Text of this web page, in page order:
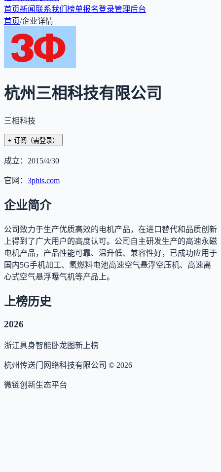
首页新闻联系我们 榜单报名登录管理后台
首页/企业详情
杭州三相科技有限公司
三相科技
+ 订阅 （需登录）
成立： 2015/4/30
官网： 3phis.com
企业简介
公司致力于生产优质高效的电机产品，在进口替代和品质创新
上得到了广大用户的高度认可。公司自主研发生产的高速永磁
电机产品，产品性能可靠、温升低、兼容性好，已成功应用于
国内5G手机加工、氢燃料电池高速空气悬浮空压机、高速离
心式空气悬浮曝气机等产品上。
上榜历史
2026
浙江具身智能卧龙图新上榜
杭州传送门网络科技有限公司 © 2026
微链创新生态平台